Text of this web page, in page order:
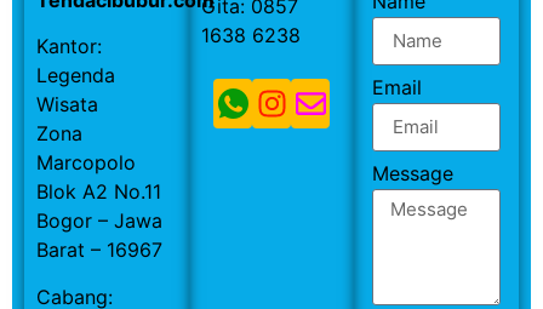
Kantor:
Legenda
Wisata
Zona
Marcopolo
Blok A2 No.11
Bogor – Jawa
Barat – 16967
Cabang:
Gita: 0857
1638 6238
Email
Message